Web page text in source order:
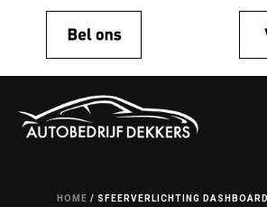
HOME / SFEERVERLICHTING